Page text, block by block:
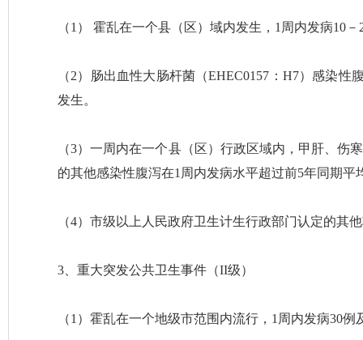
（1） 霍乱在一个县（区）域内发生，1周内发病10
（2）肠出血性大肠杆菌（EHEC0157：H7）感染
发生。
（3）一周内在一个县（区）行政区域内，甲肝、伤
的其他感染性腹泻在1周内发病水平超过前5年同期平
（4）市级以上人民政府卫生计生行政部门认定的其
3、重大突发公共卫生事件（II级）
（1）霍乱在一个地级市范围内流行，1周内发病30